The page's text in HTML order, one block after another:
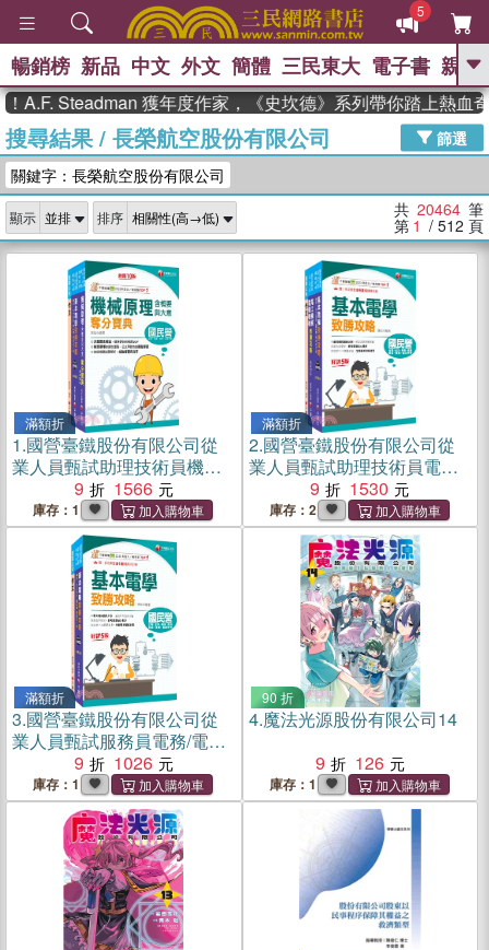
5
GO
熱搜： 東野圭吾 、 The Odyssey 、
父親節 、 如果歷史是一群喵 、 暑期
推薦
念華 、 台灣的李登輝時代 、 數學女
孩：黎曼猜想
偉大的迷走神經
暢銷榜 新品 中文 外文 簡體 三民東大 電子書 親子
Steadman 獲年度作家，《史坎德》系列帶你踏上熱血奇幻旅
搜尋結果/ 長榮航空股份有限公司
篩選
關鍵字：長榮航空股份有限公司
顯示 排序 共 20464 筆
第 1 / 512 頁
滿額折
1.國營臺鐵股份有限公司從
業人員甄試助理技術員機械
課文版套書（共三冊）
9 1566
庫存：1
滿額折
2.國營臺鐵股份有限公司從
業人員甄試助理技術員電機
課文版套書（三冊）
9 1530
庫存：2
滿額折
3.國營臺鐵股份有限公司從
業人員甄試服務員電務/電力/
電機課文版套書（共二冊）
9 1026
庫存：1
90 折
4.魔法光源股份有限公司14
9
126
庫存：1